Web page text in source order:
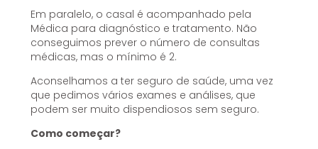
Em paralelo, o casal é acompanhado pela
Médica para diagnóstico e tratamento. Não
conseguimos prever o número de consultas
médicas, mas o mínimo é 2.
Aconselhamos a ter seguro de saúde, uma vez
que pedimos vários exames e análises, que
podem ser muito dispendiosos sem seguro.
Como começar?